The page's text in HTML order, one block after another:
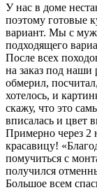
У нас в доме
поэтому готовые
вариант. Мы с
подходящего
После всех
на заказ под
обмерил,
хотелось, и
скажу, что это
вписалась и цвет
Примерно через 2
красавицу!
помучиться с
получился
Большое всем